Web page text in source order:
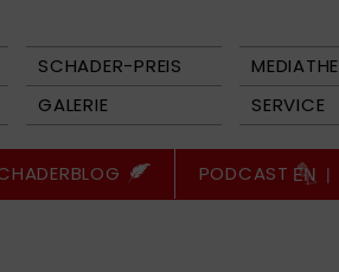
SCHADER-PREIS
GALERIE SERVICE
PODCAST EN |